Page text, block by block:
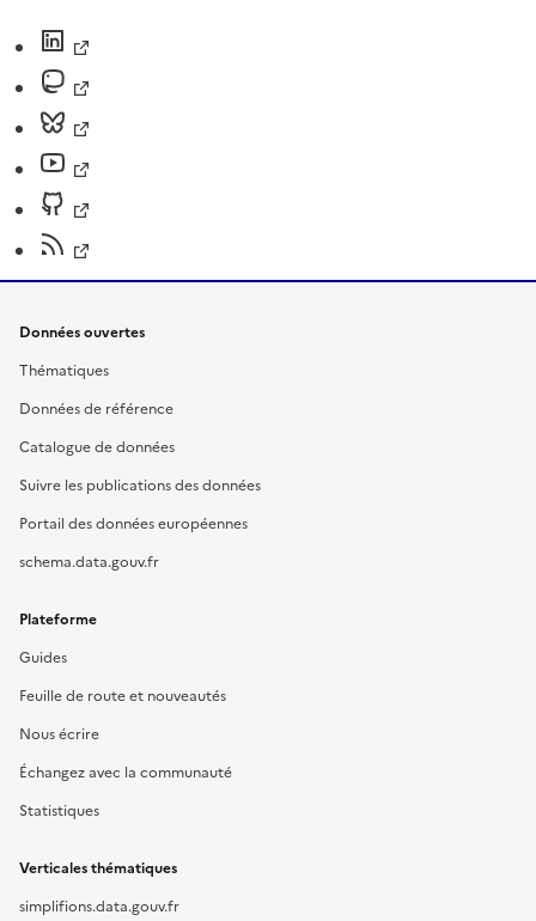
Données ouvertes
Thématiques
Données de référence
Catalogue de données
Suivre les publications des données
Portail des données européennes
schema.data.gouv.fr
Plateforme
Guides
Feuille de route et nouveautés
Nous écrire
Échangez avec la communauté
Statistiques
Verticales thématiques
simplifions.data.gouv.fr